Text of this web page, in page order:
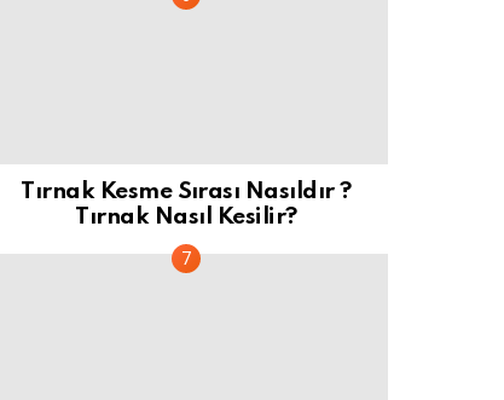
Tırnak Kesme Sırası Nasıldır ?
Tırnak Nasıl Kesilir?